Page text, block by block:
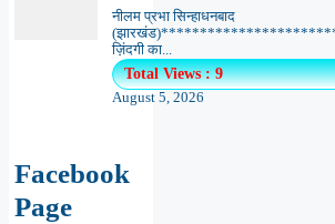
नीलम प्रभा सिन्हाधनबाद
ज़िंदगी का...
Total Views : 9
August 5, 2026
Facebook
Page